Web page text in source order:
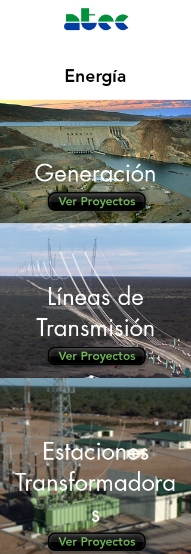
Energía
Generación
Ver Proyectos
Líneas de
Transmisión
Ver Proyectos
Estaciones
Transformadora
s
Ver Proyectos